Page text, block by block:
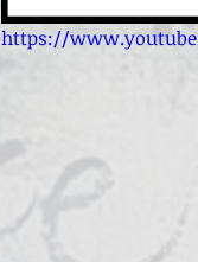
https://